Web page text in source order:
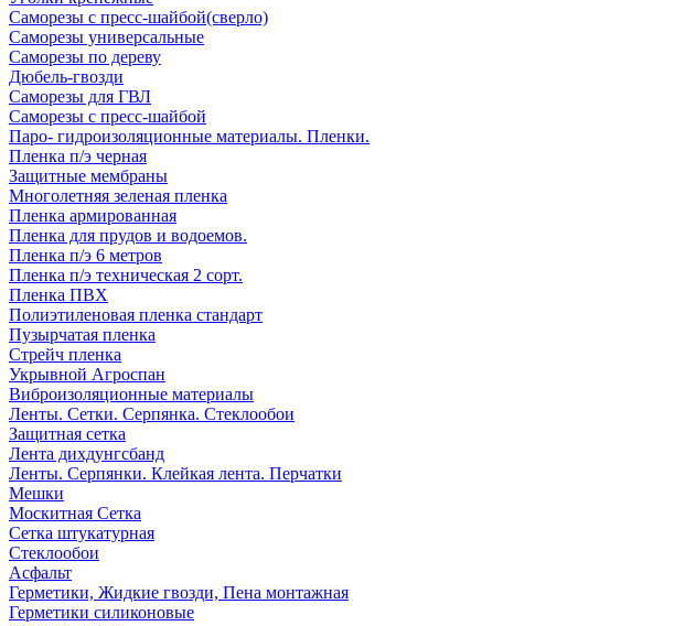
Саморезы с пресс-шайбой(сверло)
Саморезы универсальные
Саморезы по дереву
Дюбель-гвозди
Саморезы для ГВЛ
Саморезы с пресс-шайбой
Паро- гидроизоляционные материалы. Пленки.
Пленка п/э черная
Защитные мембраны
Многолетняя зеленая пленка
Пленка армированная
Пленка для прудов и водоемов.
Пленка п/э 6 метров
Пленка п/э техническая 2 сорт.
Пленка ПВХ
Полиэтиленовая пленка стандарт
Пузырчатая пленка
Стрейч пленка
Укрывной Агроспан
Виброизоляционные материалы
Ленты. Сетки. Серпянка. Стеклообои
Защитная сетка
Лента дихдунгсбанд
Ленты. Серпянки. Клейкая лента. Перчатки
Мешки
Москитная Сетка
Сетка штукатурная
Стеклообои
Асфальт
Герметики, Жидкие гвозди, Пена монтажная
Герметики силиконовые